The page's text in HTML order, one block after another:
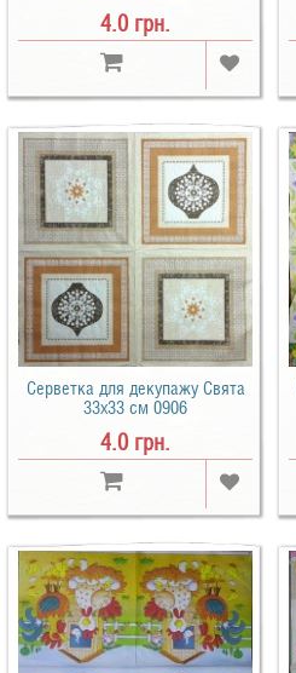
4.0 грн.
Серветка для декупажу Свята
33х33 см 0906
4.0 грн.